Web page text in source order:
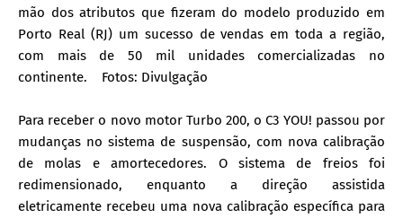
mão dos atributos que fizeram do modelo produzido em
Porto Real (RJ) um sucesso de vendas em toda a região,
com mais de 50 mil unidades comercializadas no
continente.
Fotos: Divulgação
Para receber o novo motor Turbo 200, o C3 YOU! passou por
mudanças no sistema de suspensão, com nova calibração
de molas e amortecedores. O sistema de freios foi
redimensionado, enquanto a direção assistida
eletricamente recebeu uma nova calibração específica para